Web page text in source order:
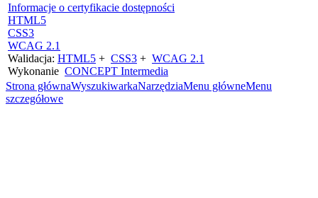
Informacje o certyfikacie dostępności
HTML5
CSS3
WCAG 2.1
Walidacja: HTML5 + CSS3 + WCAG 2.1
Wykonanie CONCEPT Intermedia
Strona głównaWyszukiwarkaNarzędziaMenu główneMenu
szczegółowe